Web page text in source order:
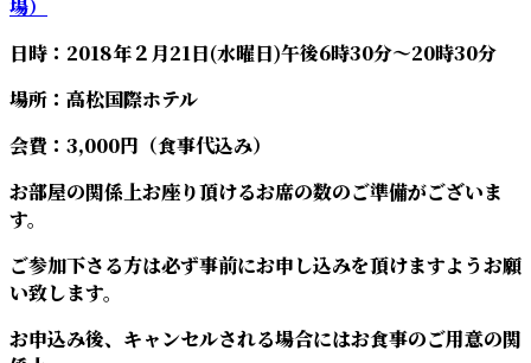
場）
日時：2018年２月21日(水曜日)午後6時30分～20時30分
場所：高松国際ホテル
会費：3,000円（食事代込み）
お部屋の関係上お座り頂けるお席の数のご準備がございま
す。
ご参加下さる方は必ず事前にお申し込みを頂けますようお願
い致します。
お申込み後、キャンセルされる場合にはお食事のご用意の関